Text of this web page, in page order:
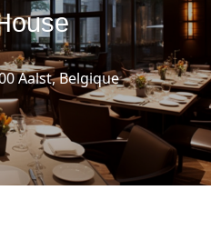
Aalst, Belgique